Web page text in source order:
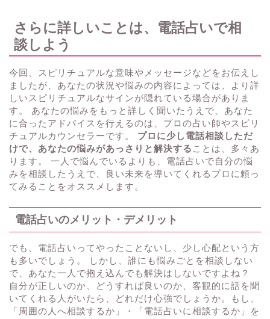
さらに詳しいことは、電話占いで相
談しよう
今回、スピリチュアルな意味やメッセージなどをお伝えし
ましたが、あなたの状況や悩みの内容によっては、より詳
しいスピリチュアルなサインが隠れている場合がありま
す。 あなたの悩みをもっと詳しく聞いたうえで、あなた
に合ったアドバイスを行えるのは、プロの占い師やスピリ
チュアルカウンセラーです。 プロに少し電話相談しただ
けで、あなたの悩みがあっさりと解決する ことは、多々あ
ります。 一人で悩んでいるよりも、電話占いで自分の悩
みを相談したうえで、良い未来を導いてくれるプロに頼っ
てみることをオススメします。
電話占いのメリット・デメリット
でも、電話占いってやったことないし、少し心配という方
も多いでしょう。 しかし、誰にも悩みごとを相談しない
で、あなた一人で抱え込んでも解決はしないですよね？
自分が正しいのか、どうすれば良いのか、客観的に話を聞
いてくれる人がいたら、どれだけ心強でしょうか。もし、
「周囲の人へ相談するか」・「電話占いに相談するか」を